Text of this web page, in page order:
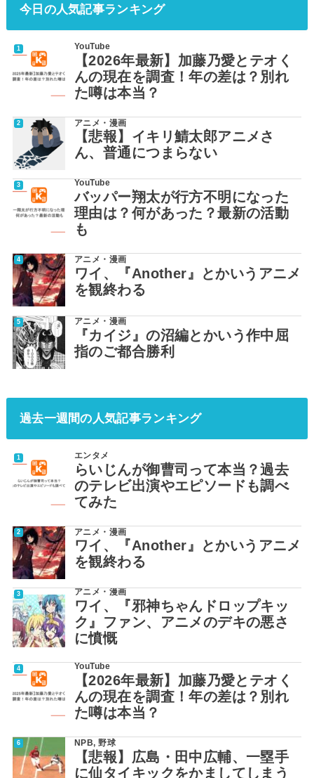
今日の人気記事ランキング
YouTube
【2026年最新】加藤乃愛とテオく
んの現在を調査！年の差は？別れ
た噂は本当？
アニメ・漫画
【悲報】イキリ鯖太郎アニメさ
ん、普通につまらない
YouTube
バッパー翔太が行方不明になった
理由は？何があった？最新の活動
も
アニメ・漫画
ワイ、『Another』とかいうアニメ
を観終わる
アニメ・漫画
『カイジ』の沼編とかいう作中屈
指のご都合勝利
過去一週間の人気記事ランキング
エンタメ
らいじんが御曹司って本当？過去
のテレビ出演やエピソードも調べ
てみた
アニメ・漫画
ワイ、『Another』とかいうアニメ
を観終わる
アニメ・漫画
ワイ、『邪神ちゃんドロップキッ
ク』ファン、アニメのデキの悪さ
に憤慨
YouTube
【2026年最新】加藤乃愛とテオく
んの現在を調査！年の差は？別れ
た噂は本当？
NPB,野球
【悲報】広島・田中広輔、一塁手
に仙タイキックをかましてしまう